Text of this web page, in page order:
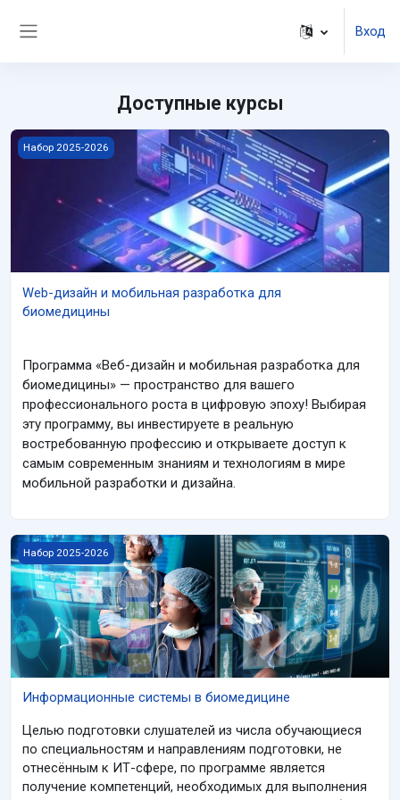
Вход
Доступные курсы
Изображение курса Web-дизайн и мобильная разработка
Набор 2025-2026
Web-дизайн и мобильная разработка для
биомедицины
Программа «Веб-дизайн и мобильная разработка для
биомедицины» — пространство для вашего
профессионального роста в цифровую эпоху! Выбирая
эту программу, вы инвестируете в реальную
востребованную профессию и открываете доступ к
самым современным знаниям и технологиям в мире
мобильной разработки и дизайна.
Изображение курса Информационные системы в
Набор 2025-2026
Информационные системы в биомедицине
Целью подготовки слушателей из числа обучающиеся
по специальностям и направлениям подготовки, не
отнесённым к ИТ-сфере, по программе является
получение компетенций, необходимых для выполнения